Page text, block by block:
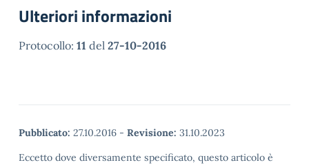
Ulteriori informazioni
Protocollo: 11 del 27-10-2016
Pubblicato: 27.10.2016 - Revisione: 31.10.2023
Eccetto dove diversamente specificato, questo articolo è